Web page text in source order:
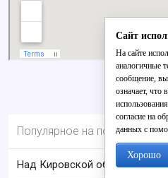
Популярное на портале
Над Кировской областью
Сайт
На сайте
аналогичные
сообщение, вы
означает, что
согласие на
данных с
Хорошо